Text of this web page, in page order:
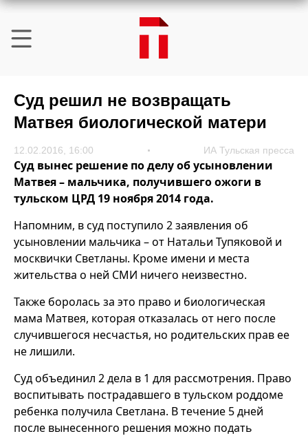
Суд решил не возвращать
Матвея биологической матери
12.02.2016, 16:00 ИА Тульская пресса
Суд вынес решение по делу об усыновлении
Матвея – мальчика, получившего ожоги в
тульском ЦРД 19 ноября 2014 года.
Напомним, в суд поступило 2 заявления об
усыновлении мальчика – от Натальи Тупяковой и
москвички Светланы. Кроме имени и места
жительства о ней СМИ ничего неизвестно.
Также боролась за это право и биологическая
мама Матвея, которая отказалась от него после
случившегося несчастья, но родительских прав ее
не лишили.
Суд объединил 2 дела в 1 для рассмотрения. Право
воспитывать пострадавшего в тульском роддоме
ребенка получила Светлана. В течение 5 дней
после вынесенного решения можно подать